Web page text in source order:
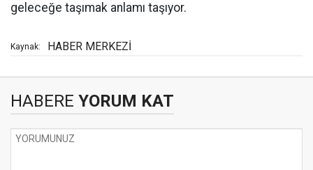
geleceğe taşımak anlamı taşıyor.
Kaynak: HABER MERKEZİ
HABERE YORUM KAT